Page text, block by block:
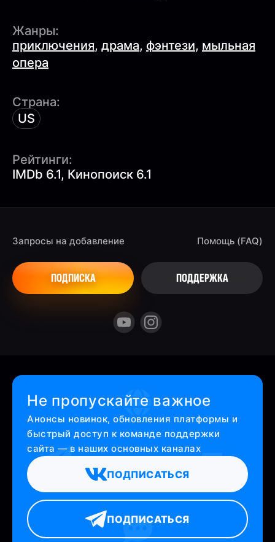
Жанры:
приключения, драма, фэнтези, мыльная
опера
Страна:
US
Рейтинги:
IMDb 6.1, Кинопоиск 6.1
Запросы на добавление
ПОДПИСКА
Помощь (FAQ)
ПОДДЕРЖКА
Не пропускайте важное
Анонсы новинок, обновления платформы и
быстрый доступ к команде поддержки
сайта — в наших основных каналах
ПОДПИСАТЬСЯ
ПОДПИСАТЬСЯ